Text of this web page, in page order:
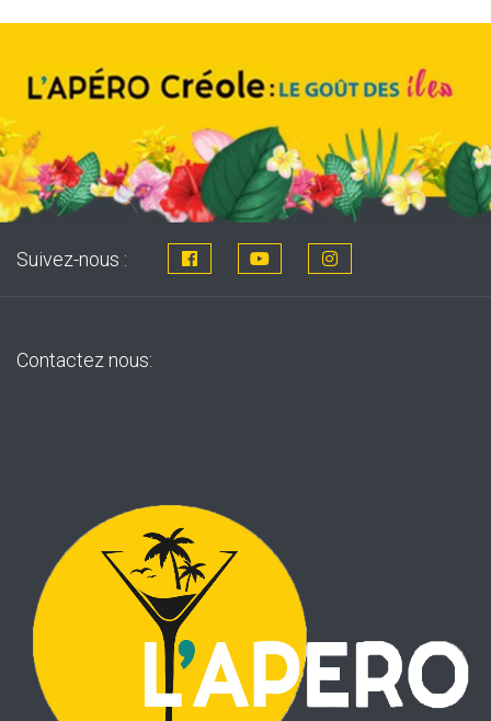
Suivez-nous :
Contactez nous: